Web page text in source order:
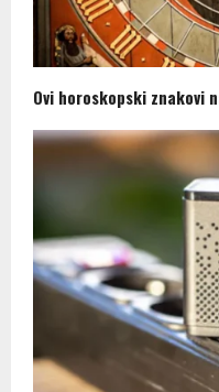
Ovi horoskopski znakovi